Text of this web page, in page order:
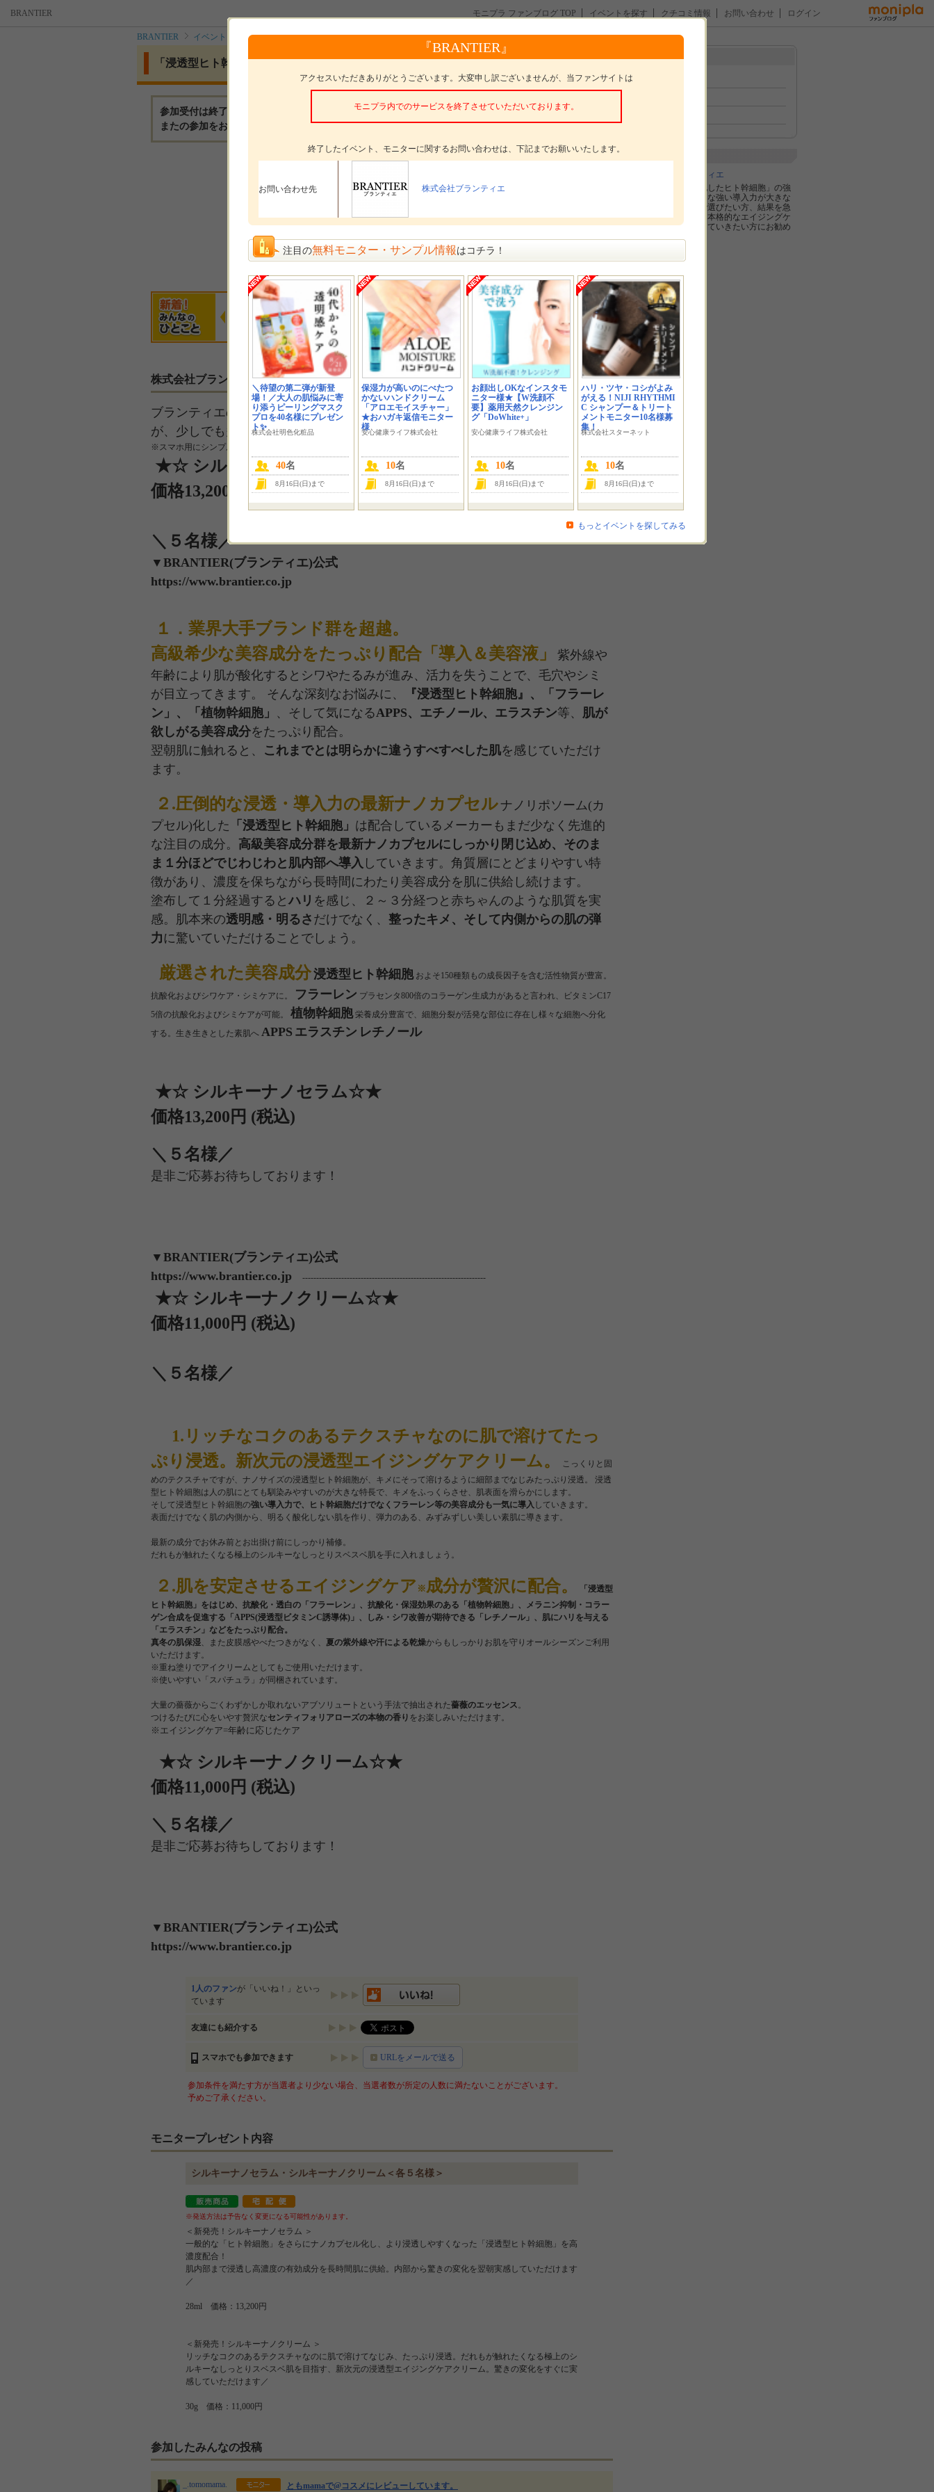
BRANTIER モニプラ ファンブログ TOP イベントを探す クチコミ情報 お問い合わせ ログイン
BRANTIER イベント 「浸透型ヒト幹細胞」を高濃度配合！最高級化粧品 BRANTIER(ブランティエ）
『BRANTIER』
アクセスいただきありがとうございます。大変申し訳ございませんが、当ファンサイトは
モニプラ内でのサービスを終了させていただいております。
終了したイベント、モニターに関するお問い合わせは、下記までお願いいたします。
お問い合わせ先 株式会社ブランティエ
注目の無料モニター・サンプル情報 はコチラ！
＼待望の第二弾が新登
場！／大人の肌悩みに寄
り添うピーリングマスク
プロを40名様にプレゼン
ト✨
株式会社明色化粧品
40名
8月16日(日)まで
保湿力が高いのにべたつ
かないハンドクリーム
「アロエモイスチャー」
★おハガキ返信モニター
様
安心健康ライフ株式会社
10名
8月16日(日)まで
お顔出しOKなインスタモ
ニター様★【W洗顔不
要】薬用天然クレンジン
グ「DoWhite+」
安心健康ライフ株式会社
10名
8月16日(日)まで
ハリ・ツヤ・コシがよみ
がえる！NIJI RHYTHMI
C シャンプー＆トリート
メントモニター10名様募
集！
株式会社スターネット
10名
8月16日(日)まで
もっとイベントを探してみる
「浸透型ヒト幹細胞」を高濃度配合！最高級化粧品 BRANTIER(ブランティエ）
参加受付は終了いたしました。
またの参加をお待ちしております。
＞
参加〆切 参加受付は終了いたしました
選考方法 選考 発表日： 1月7日(金)
harukkum…
是非使用してみたい
です！
るしふぁー１５
最近は乾燥をしやす
くて保湿をしっ…
ペロ
学生時代から乾燥に
悩んでいて、特…
ババナース
高濃度のヒト幹細胞
にとても興味が…
金平糖
年齢的に高級化粧品
が気になり出し…
イベントへのひとことを書く
株式会社ブランティエからのメッセージ
ブランティエの商品は原価が非常に高いため大量のモニター募集が出来かねます
が、少しでも多くの方にお使いいただけるよう最善を尽くします。
※スマホ用にシンプルな募集ページでPCから見ますと地味ですが、どうぞご了承くださいませ。
★☆ シルキーナノセラム☆★
価格13,200円 (税込)
＼５名様／
▼BRANTIER(ブランティエ)公式
https://www.brantier.co.jp
１．業界大手ブランド群を超越。
高級希少な美容成分をたっぷり配合「導入＆美容液」
紫外線や
年齢により肌が酸化するとシワやたるみが進み、活力を失うことで、毛穴やシミ
が目立ってきます。 そんな深刻なお悩みに、
『浸透型ヒト幹細胞』、「フラーレ
ン」、「植物幹細胞」 、そして気になるAPPS、エチノール、エラスチン等、 肌が
欲しがる美容成分をたっぷり配合。
翌朝肌に触れると、 これまでとは明らかに違うすべすべした肌を感じていただけ
ます。
２.圧倒的な浸透・導入力の最新ナノカプセル ナノリポソーム(カ
プセル)化した 「浸透型ヒト幹細胞」 は配合しているメーカーもまだ少なく先進的
な注目の成分。 高級美容成分群を最新ナノカプセルにしっかり閉じ込め、そのま
ま１分ほどでじわじわと肌内部へ導入 していきます。角質層にとどまりやすい特
徴があり、濃度を保ちながら長時間にわたり美容成分を肌に供給し続けます。
塗布して１分経過するとハリ を感じ、２～３分経つと赤ちゃんのような肌質を実
感。肌本来の透明感・明るさ だけでなく、 整ったキメ、そして内側からの肌の弾
力 に驚いていただけることでしょう。
厳選された美容成分浸透型ヒト幹細胞およそ150種類もの成長因子を含む活性物質が豊富。
抗酸化およびシワケア・シミケアに。 フラーレン プラセンタ800倍のコラーゲン生成力があると言われ、ビタミンC17
5倍の抗酸化およびシミケアが可能。 植物幹細胞栄養成分豊富で、細胞分裂が活発な部位に存在し様々な細胞へ分化
する。生き生きとした素肌へ APPS エラスチン レチノール
★☆ シルキーナノセラム☆★
価格13,200円 (税込)
＼５名様／
是非ご応募お待ちしております！
▼BRANTIER(ブランティエ)公式
https://www.brantier.co.jp ------------------------------------------------------------------
★☆ シルキーナノクリーム☆★
価格11,000円 (税込)
＼５名様／
1.リッチなコクのあるテクスチャなのに肌で溶けてたっ
ぷり浸透。新次元の浸透型エイジングケアクリーム。
こっくりと固
めのテクスチャですが、ナノサイズの浸透型ヒト幹細胞が、キメにそって溶けるように細部までなじみたっぷり浸透。 浸透
型ヒト幹細胞は人の肌にとても馴染みやすいのが大きな特長で、キメをふっくらさせ、肌表面を滑らかにします。
そして浸透型ヒト幹細胞の強い導入力で、ヒト幹細胞だけでなくフラーレン等の美容成分も一気に導入 していきます。
表面だけでなく肌の内側から、明るく酸化しない肌を作り、弾力のある、みずみずしい美しい素肌に導きます。
最新の成分でお休み前とお出掛け前にしっかり補修。
だれもが触れたくなる極上のシルキーなしっとりスベスベ肌を手に入れましょう。
２.肌を安定させるエイジングケア ※ 成分が贅沢に配合。
「浸透型
ヒト幹細胞」をはじめ、抗酸化・透白の「フラーレン」、抗酸化・保湿効果のある「植物幹細胞」、メラニン抑制・コラー
ゲン合成を促進する「APPS(浸透型ビタミンC誘導体)」、しみ・シワ改善が期待できる「レチノール」、肌にハリを与える
「エラスチン」などをたっぷり配合。
真冬の肌保湿、また皮膜感やべたつきがなく、 夏の紫外線や汗による乾燥からもしっかりお肌を守りオールシーズンご利用
いただけます。
※重ね塗りでアイクリームとしてもご使用いただけます。
※使いやすい「スパチュラ」が同梱されています。
大量の薔薇からごくわずかしか取れないアブソリュートという手法で抽出された薔薇のエッセンス。
つけるたびに心をいやす贅沢なセンティフォリアローズの本物の香り をお楽しみいただけます。
※エイジングケア=年齢に応じたケア
★☆ シルキーナノクリーム☆★
価格11,000円 (税込)
＼５名様／
是非ご応募お待ちしております！
▼BRANTIER(ブランティエ)公式
https://www.brantier.co.jp
1人のファンが「いいね！」といっ
ています
友達にも紹介する
スマホでも参加できます URLをメールで送る
参加条件を満たす方が当選者より少ない場合、当選者数が所定の人数に満たないことがございます。
予めご了承ください。
モニタープレゼント内容
シルキーナノセラム・シルキーナノクリーム＜各５名様＞
※発送方法は予告なく変更になる可能性があります。
＜新発売！シルキーナノセラム ＞
一般的な「ヒト幹細胞」をさらにナノカプセル化し、より浸透しやすくなった「浸透型ヒト幹細胞」を高
濃度配合！
肌内部まで浸透し高濃度の有効成分を長時間肌に供給。内部から驚きの変化を翌朝実感していただけます
／
28ml 価格：13,200円
＜新発売！シルキーナノクリーム ＞
リッチなコクのあるテクスチャなのに肌で溶けてなじみ、たっぷり浸透。だれもが触れたくなる極上のシ
ルキーなしっとりスベスベ肌を目指す、新次元の浸透型エイジングケアクリーム。驚きの変化をすぐに実
感していただけます／
30g 価格：11,000円
参加したみんなの投稿
_.tomomama. ともmamaで@コスメにレビューしています。
メニュー
株式会社ブランティエ
「ナノカプセル化したヒト幹細胞」の強
い効果と、圧倒的な強い導入力が大きな
特長です。成分で選びたい方、結果を急
ぎたい方、今から本格的なエイジングケ
アをしっかり続けていきたい方にお勧め